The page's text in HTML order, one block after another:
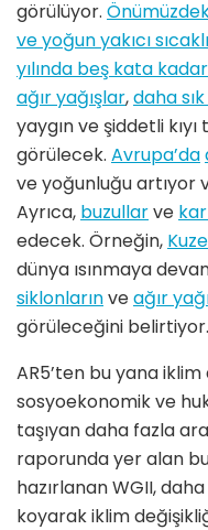
görülüyor.
ve yoğun yakıcı
yılında beş kata
ağır yağışlar,daha
yaygın ve şiddetli kıyı
görülecek. Avrupa’da
ve yoğunluğu artıyor
Ayrıca, buzullarve
edecek. Örneğin,
dünya ısınmaya
siklonlarınveağır
görüleceğini belirtiyor.
AR5’ten bu yana
sosyoekonomik ve
taşıyan daha fazla
raporunda yer alan
hazırlanan WGII,
koyarak iklim